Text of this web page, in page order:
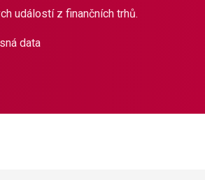
událostí z finančních trhů.
data